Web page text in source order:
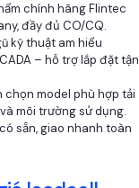
chính hãng Flintec
đầy đủ CO/CQ.
kỹ thuật am hiểu
– hỗ trợ lắp đặt tận
chọn model phù hợp tải
môi trường sử dụng.
sẵn, giao nhanh toàn